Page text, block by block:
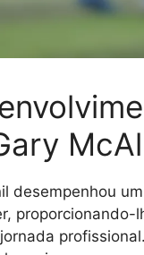
desempenhou